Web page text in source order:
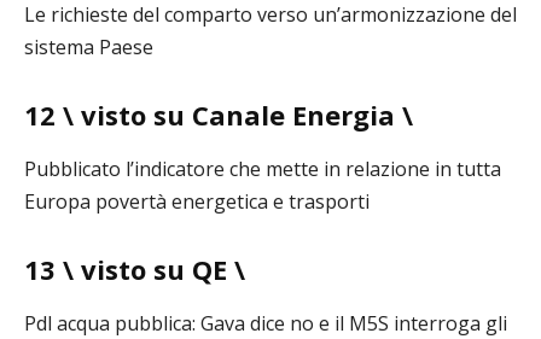
Le richieste del comparto verso un’armonizzazione del
sistema Paese
12 \ visto su Canale Energia \
Pubblicato l’indicatore che mette in relazione in tutta
Europa povertà energetica e trasporti
13 \ visto su QE \
Pdl acqua pubblica: Gava dice no e il M5S interroga gli